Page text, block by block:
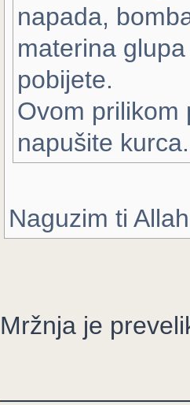
napada,
materina
pobijete.
Ovom prilikom
napušite
Naguzim ti
Mržnja je